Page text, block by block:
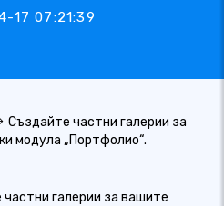
17 07:21:39
Създайте частни галерии за
модула „Портфолио“.
галерии за вашите